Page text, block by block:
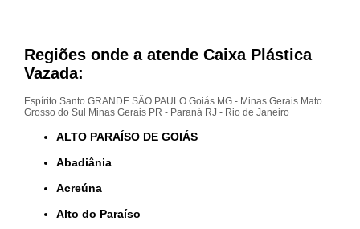
Regiões onde a atende Caixa Plástica
Vazada:
Espírito Santo GRANDE SÃO PAULO Goiás MG - Minas Gerais Mato
Grosso do Sul
Minas Gerais PR - Paraná RJ - Rio de Janeiro
ALTO PARAÍSO DE GOIÁS
Abadiânia
Acreúna
Alto do Paraíso